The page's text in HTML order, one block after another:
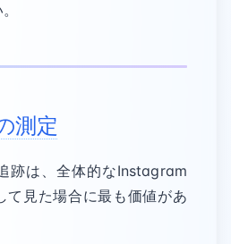
測定
跡は、全体的なInstagram
て見た場合に最も価値があ